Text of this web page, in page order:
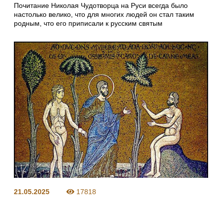
Почитание Николая Чудотворца на Руси всегда было
настолько велико, что для многих людей он стал таким
родным, что его приписали к русским святым
21.05.2025 17818